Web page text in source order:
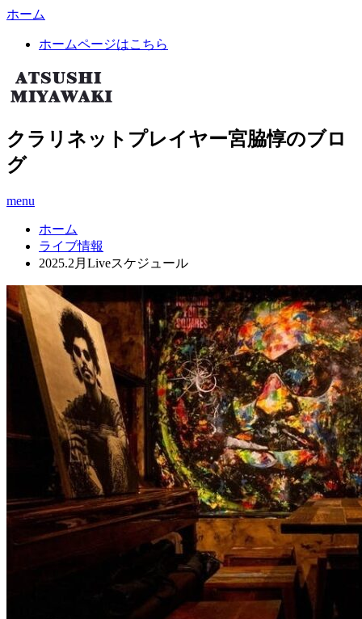
ホーム
ホームページはこちら
クラリネットプレイヤー宮脇惇のブロ
グ
menu
ホーム
ライブ情報
2025.2月Liveスケジュール